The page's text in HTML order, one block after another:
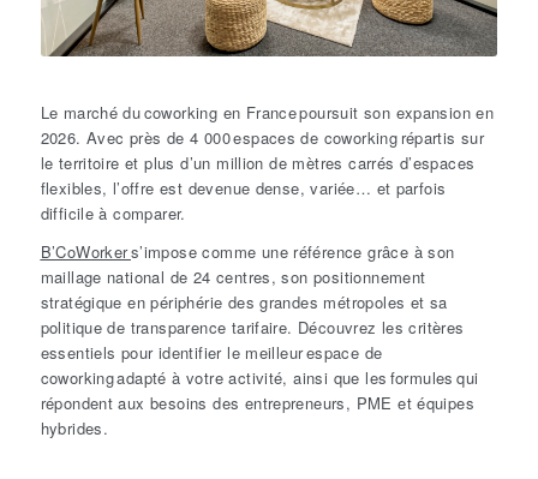
Le marché du coworking en France poursuit son expansion en
2026. Avec près de 4 000 espaces de coworking répartis sur
le territoire et plus d’un million de mètres carrés d’espaces
flexibles, l’offre est devenue dense, variée… et parfois
difficile à comparer.
B’CoWorkers’impose comme une référence grâce à son
maillage national de 24 centres, son positionnement
stratégique en périphérie des grandes métropoles et sa
politique de transparence tarifaire. Découvrez les critères
essentiels pour identifier le meilleur espace de
coworking adapté à votre activité, ainsi que les formules qui
répondent aux besoins des entrepreneurs, PME et équipes
hybrides.